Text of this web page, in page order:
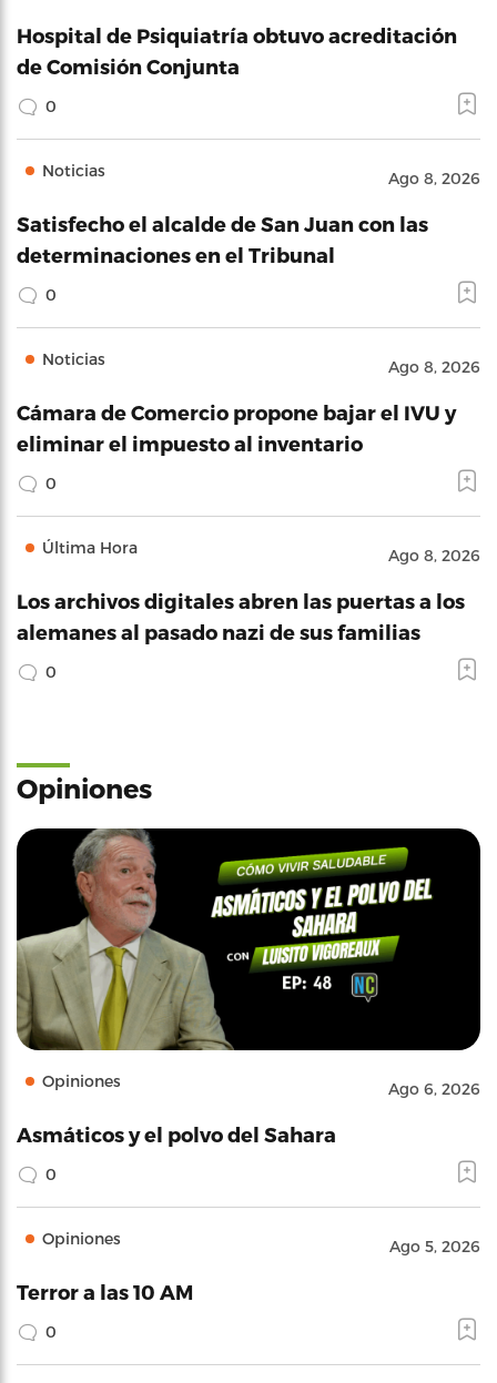
Hospital de Psiquiatría obtuvo acreditación
de Comisión Conjunta
0
Noticias Ago 8, 2026
Satisfecho el alcalde de San Juan con las
determinaciones en el Tribunal
0
Noticias Ago 8, 2026
Cámara de Comercio propone bajar el IVU y
eliminar el impuesto al inventario
0
Última Hora Ago 8, 2026
Los archivos digitales abren las puertas a los
alemanes al pasado nazi de sus familias
0
Opiniones
Opiniones Ago 6, 2026
Asmáticos y el polvo del Sahara
0
Opiniones Ago 5, 2026
Terror a las 10 AM
0